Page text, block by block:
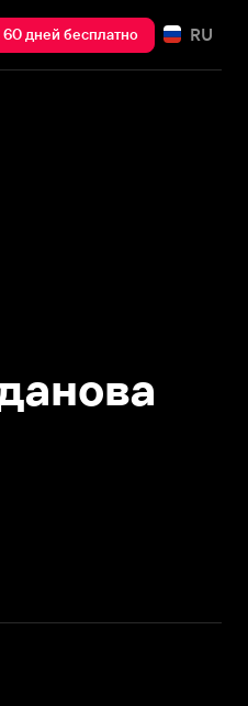
дней бесплатно RU